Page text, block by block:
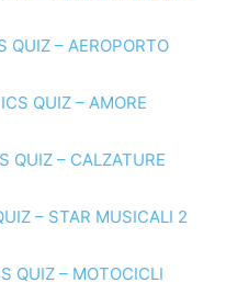
QUIZ – AEROPORTO
QUIZ – AMORE
QUIZ – CALZATURE
– STAR MUSICALI 2
QUIZ – MOTOCICLI